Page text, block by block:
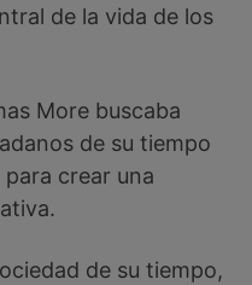
de la vida de los
More buscaba
de su tiempo
crear una
de su tiempo,